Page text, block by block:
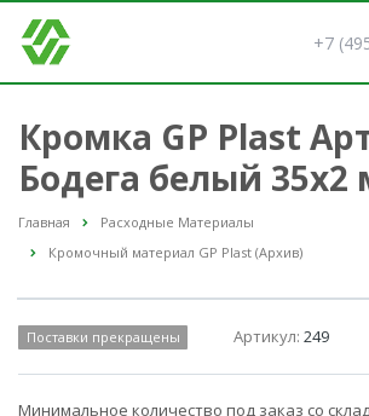
+7
Кромка GP Plast
Бодега белый 35x2
Главная
Расходные Материалы
Кромочный материал GP Plast (Архив)
Поставки прекращены Артикул:249
Минимальное количество под заказ со